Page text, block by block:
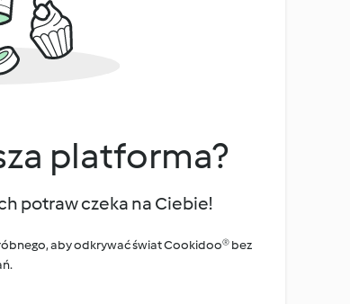
platforma?
potraw czeka na Ciebie!
aby odkrywać świat Cookidoo® bez